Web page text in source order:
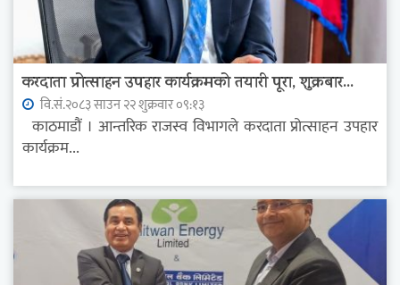
करदाता प्रोत्साहन उपहार कार्यक्रमको तयारी पूरा, शुक्रबार...
वि.सं.२०८३ साउन २२ शुक्रवार ०९:१३
काठमाडौं । आन्तरिक राजस्व विभागले करदाता प्रोत्साहन उपहार
कार्यक्रम...